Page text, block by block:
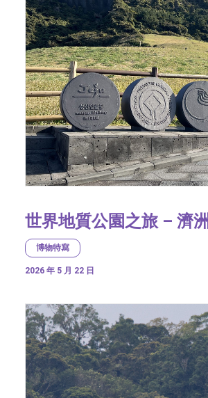
世界地質公園之旅 – 濟洲
博物特寫
2026 年 5 月 22 日